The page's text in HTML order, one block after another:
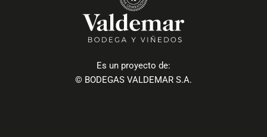
Es un proyecto de:
© BODEGAS VALDEMAR S.A.